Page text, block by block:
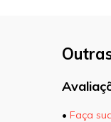
• Faça